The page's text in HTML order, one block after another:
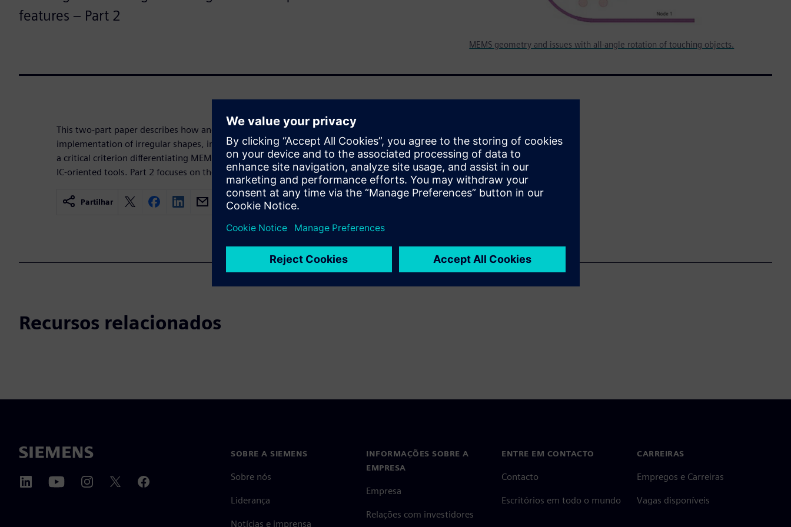
features – Part 2
MEMS geometry and issues with all-angle rotation of touching objects.
This two-part paper describes how and why support and ease of use for
implementation of irregular shapes, including curves and all-angle polygons, is
a critical criterion differentiating MEMS-oriented CAD tools from conventional
IC-oriented tools. Part 2 focuses on the verification of the MEMS layout.
Partilhar
Recursos relacionados
SOBRE A SIEMENS
Sobre nós
Liderança
Notícias e imprensa
INFORMAÇÕES SOBRE A
EMPRESA
Empresa
Relações com investidores
ENTRE EM CONTACTO
Contacto
Escritórios em todo o mundo
CARREIRAS
Empregos e Carreiras
Vagas disponíveis